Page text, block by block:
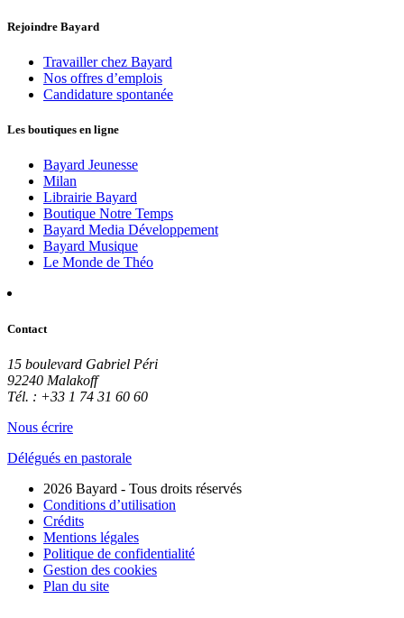
Rejoindre Bayard
Travailler chez Bayard
Nos offres d’emplois
Candidature spontanée
Les boutiques en ligne
Bayard Jeunesse
Milan
Librairie Bayard
Boutique Notre Temps
Bayard Media Développement
Bayard Musique
Le Monde de Théo
Contact
15 boulevard Gabriel Péri
92240 Malakoff
Tél. : +33 1 74 31 60 60
Nous écrire
Délégués en pastorale
2026 Bayard - Tous droits réservés
Conditions d’utilisation
Crédits
Mentions légales
Politique de confidentialité
Gestion des cookies
Plan du site